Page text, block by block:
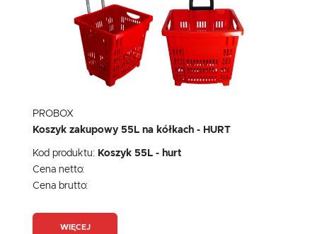
PROBOX
Koszyk zakupowy 55L na kółkach - HURT
Kod produktu: Koszyk 55L - hurt
Cena netto:
Cena brutto:
WIĘCEJ